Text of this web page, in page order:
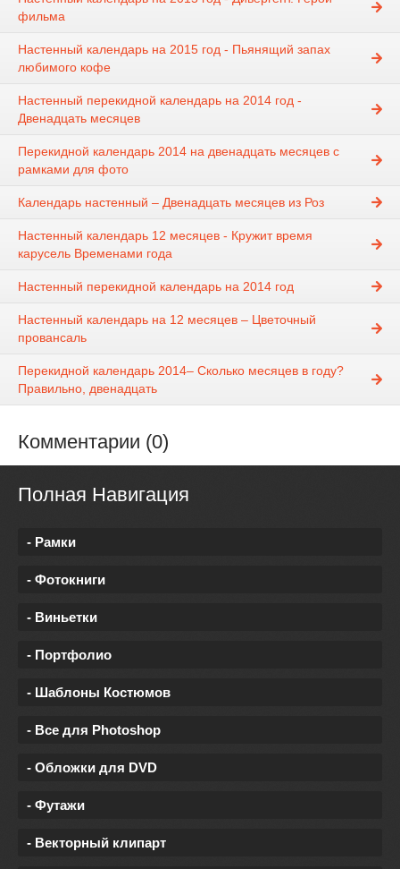
фильма
Настенный календарь на 2015 год - Пьянящий запах
любимого кофе
Настенный перекидной календарь на 2014 год -
Двенадцать месяцев
Перекидной календарь 2014 на двенадцать месяцев с
рамками для фото
Календарь настенный – Двенадцать месяцев из Роз
Настенный календарь 12 месяцев - Кружит время
карусель Временами года
Настенный перекидной календарь на 2014 год
Настенный календарь на 12 месяцев – Цветочный
провансаль
Перекидной календарь 2014– Сколько месяцев в году?
Правильно, двенадцать
Комментарии (0)
Полная Навигация
- Рамки
- Фотокниги
- Виньетки
- Портфолио
- Шаблоны Костюмов
- Все для Photoshop
- Обложки для DVD
- Футажи
- Векторный клипарт